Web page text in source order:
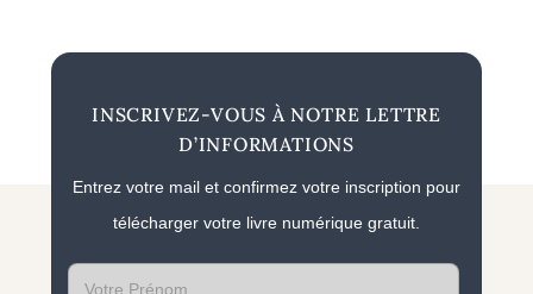
INSCRIVEZ-VOUS À NOTRE LETTRE
D’INFORMATIONS
Entrez votre mail et confirmez votre inscription pour
télécharger votre livre numérique gratuit.
First